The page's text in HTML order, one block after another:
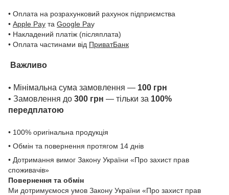
• Оплата на розрахунковий рахунок підприємства
• Apple Pay та Google Pay
• Накладений платіж (післяплата)
• Оплата частинами від ПриватБанк
Важливо
• Мінімальна сума замовлення — 100 грн
• Замовлення до 300 грн — тільки за 100%
передплатою
• 100% оригінальна продукція
• Обмін та повернення протягом 14 днів
• Дотримання вимог Закону України «Про захист прав
споживачів»
Повернення та обмін
Ми дотримуємося умов Закону України «Про захист прав